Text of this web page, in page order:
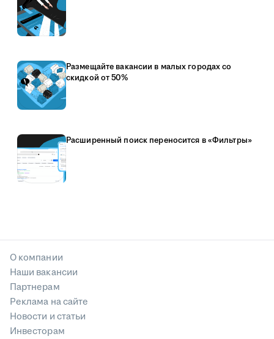
Размещайте вакансии в малых городах со
скидкой от 50%
Расширенный поиск переносится в «Фильтры»
О компании
Наши вакансии
Партнерам
Реклама на сайте
Новости и статьи
Инвесторам